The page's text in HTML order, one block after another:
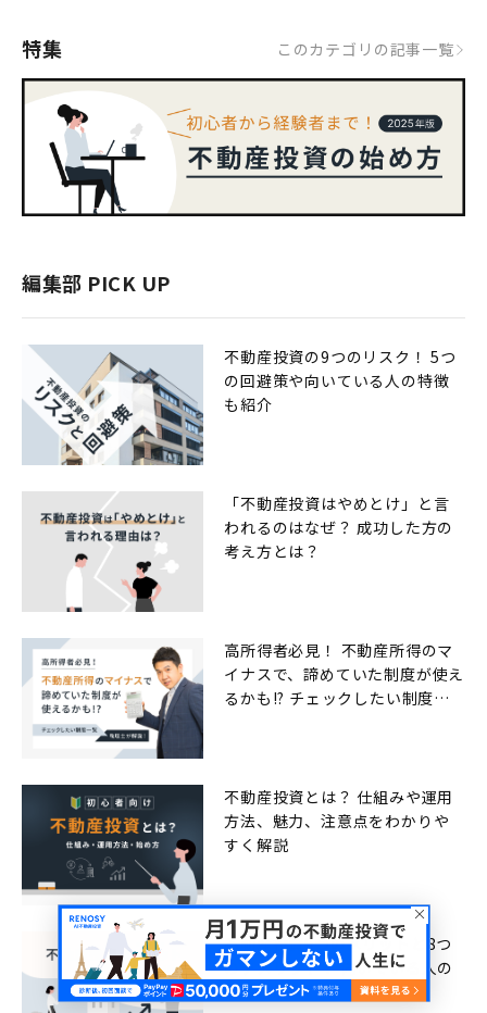
特集 このカテゴリの記事一覧
編集部 PICK UP
不動産投資の9つのリスク！ 5つ
の回避策や向いている人の特徴
も紹介
「不動産投資はやめとけ」と言
われるのはなぜ？ 成功した方の
考え方とは？
高所得者必見！ 不動産所得のマ
イナスで、諦めていた制度が使え
るかも!? チェックしたい制度一
不動産投資とは？ 仕組みや運用
方法、魅力、注意点をわかりや
すく解説
不動産投資9つのメリットと8つ
のデメリット！ 向いている人の
特徴も解説